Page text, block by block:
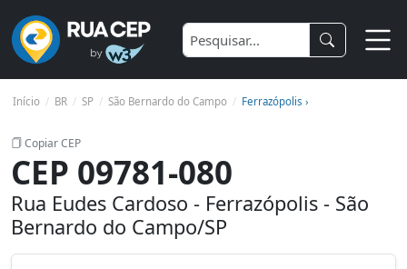
Início BR SP São Bernardo do Campo Ferrazópolis ›
Copiar CEP
CEP 09781-080
Rua Eudes Cardoso - Ferrazópolis - São
Bernardo do Campo/SP